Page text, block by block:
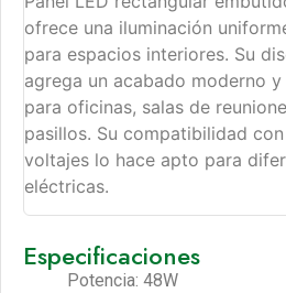
ofrece una iluminación
para espacios interiores. Su
agrega un acabado moderno
para oficinas, salas de
pasillos. Su compatibilidad
voltajes lo hace apto para
eléctricas.
Especificaciones
Potencia: 48W